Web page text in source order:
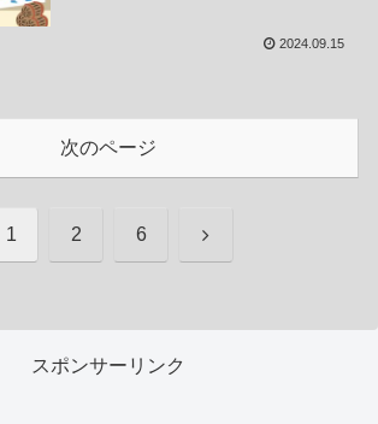
2024.09.15
次のページ
1 2 6 次
スポンサーリンク